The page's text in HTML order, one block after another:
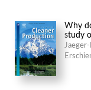
Why
study